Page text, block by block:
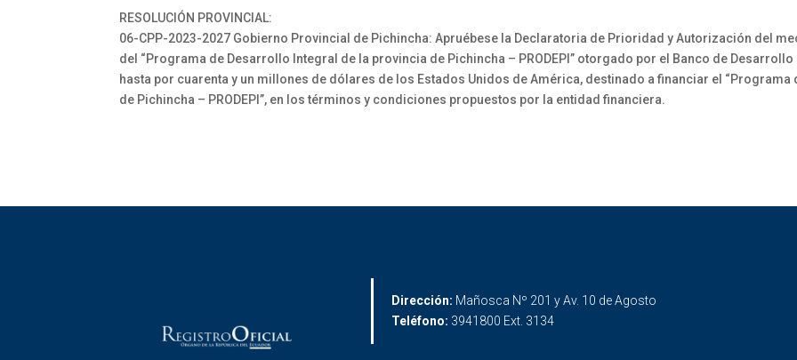
RESOLUCIÓN PROVINCIAL:
06-CPP-2023-2027 Gobierno Provincial de Pichincha: Apruébese la Declaratoria de Prioridad y Autorización del
del “Programa de Desarrollo Integral de la provincia de Pichincha – PRODEPI” otorgado por el Banco de Desarrollo
hasta por cuarenta y un millones de dólares de los Estados Unidos de América, destinado a financiar el
de Pichincha – PRODEPI”, en los términos y condiciones propuestos por la entidad financiera.
Dirección: Mañosca Nº 201 y Av. 10 de Agosto
Teléfono: 3941800 Ext. 3134